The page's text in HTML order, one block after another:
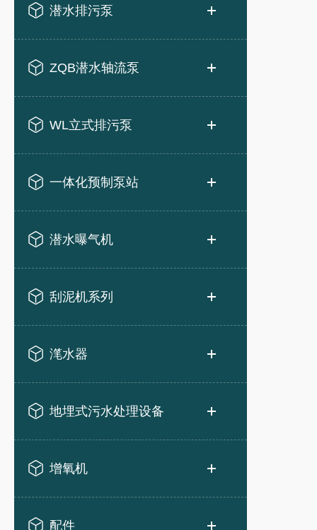
潜水排污泵
ZQB潜水轴流泵
WL立式排污泵
一体化预制泵站
潜水曝气机
刮泥机系列
滗水器
地埋式污水处理设备
增氧机
配件